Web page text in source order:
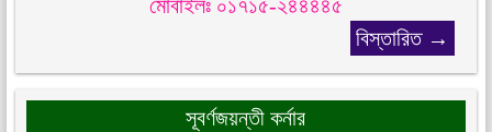
মোবাইলঃ ০১৭১৫-২৪৪৪৪৫
বিস্তারিত →
সূবর্ণজয়ন্তী কর্নার